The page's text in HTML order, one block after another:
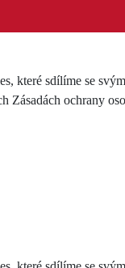
které sdílíme se
Zásadách ochrany